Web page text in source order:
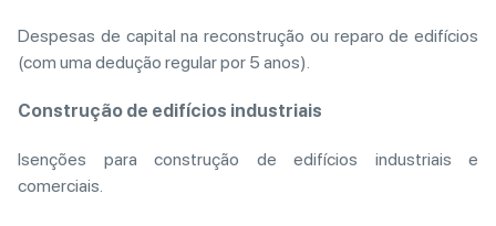
Despesas de capital na reconstrução ou reparo de edifícios
(com uma dedução regular por 5 anos).
Construção de edifícios industriais
Isenções para construção de edifícios industriais e
comerciais.